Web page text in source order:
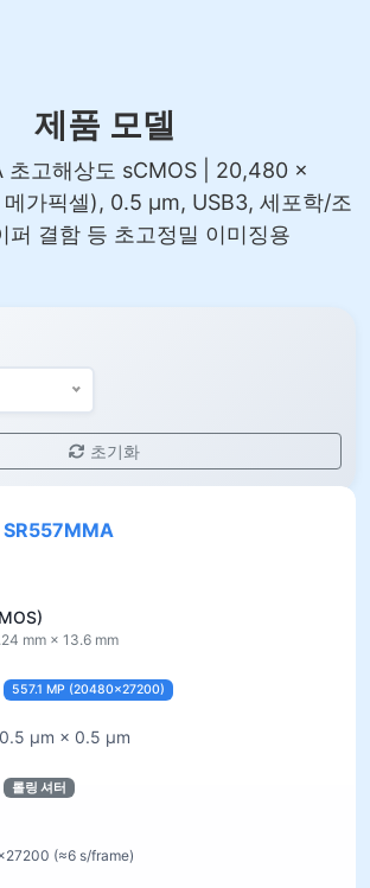
제품 모델
초고해상도 sCMOS | 20,480 ×
가픽셀), 0.5 µm, USB3, 세포학/조
퍼 결함 등 초고정밀 이미징용
초기화
SR557MMA
mm × 13.6 mm
557.1 MP (20480×27200)
0.5 µm × 0.5 µm
롤링 셔터
(≈6 s/frame)